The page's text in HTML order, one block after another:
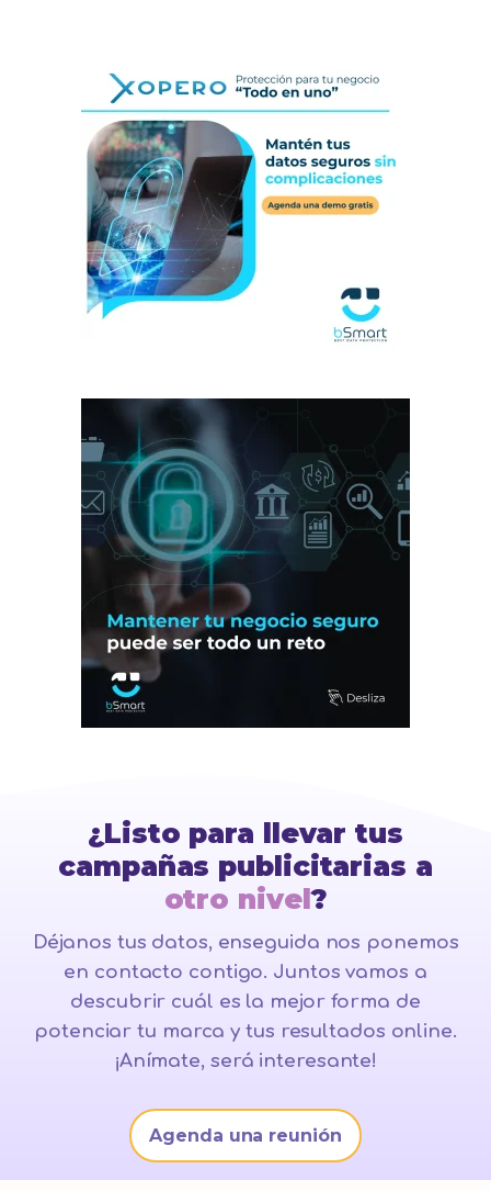
¿Listo para llevar tus
campañas publicitarias a
otro nivel?
Déjanos tus datos, enseguida nos ponemos
en contacto contigo. Juntos vamos a
descubrir cuál es la mejor forma de
potenciar tu marca y tus resultados online.
¡Anímate, será interesante!
Agenda una reunión